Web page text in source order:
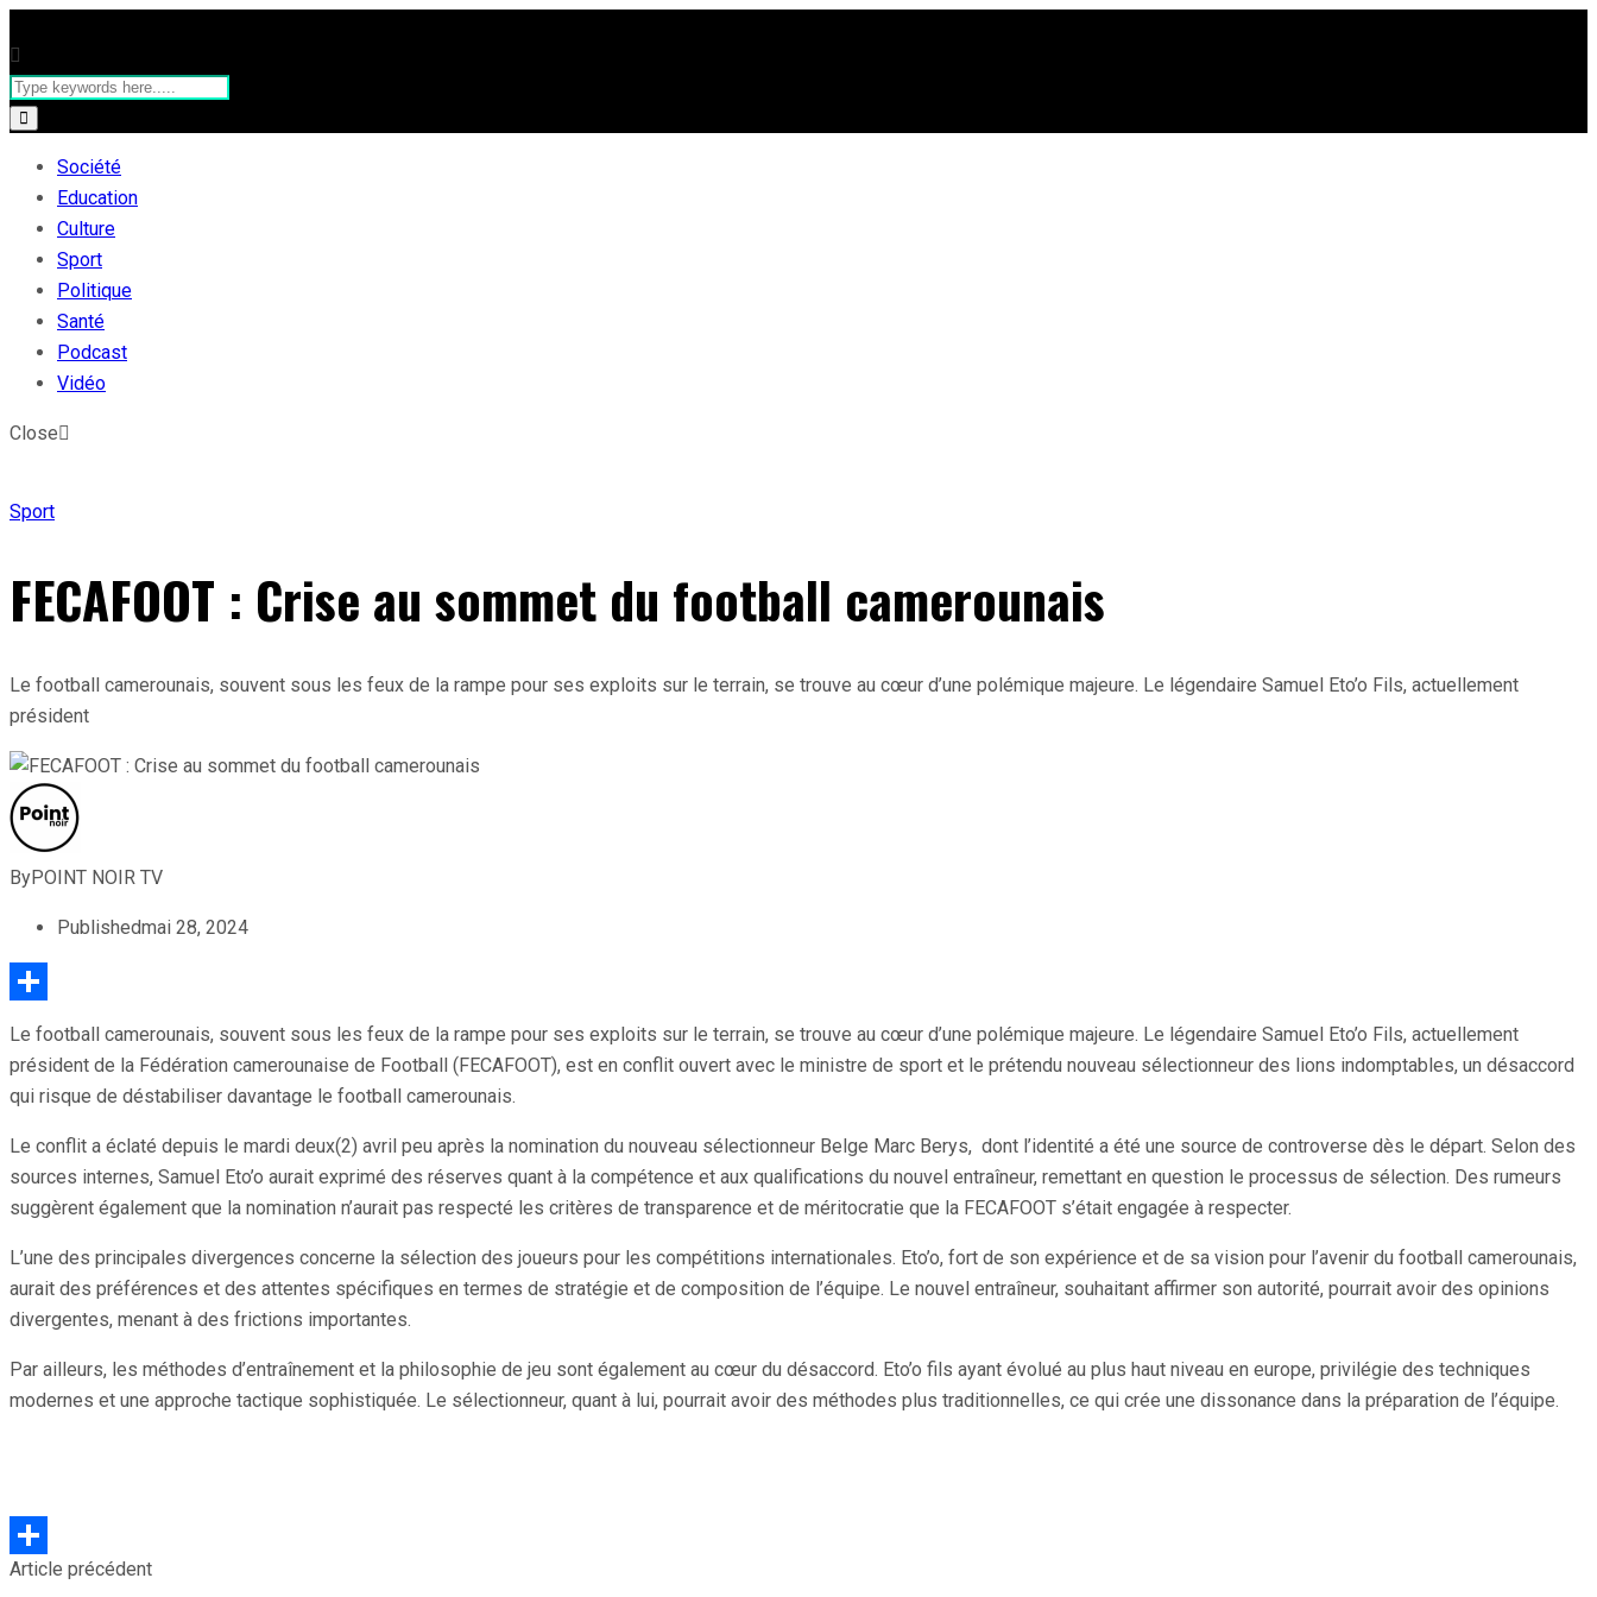
Société
Education
Culture
Sport
Politique
Santé
Podcast
Vidéo
Close
Sport
FECAFOOT : Crise au sommet du football camerounais
Le football camerounais, souvent sous les feux de la rampe pour ses exploits sur le terrain, se trouve au cœur d’une polémique majeure. Le légendaire Samuel Eto’o Fils, actuellement
président
ByPOINT NOIR TV
Publishedmai 28, 2024
Le football camerounais, souvent sous les feux de la rampe pour ses exploits sur le terrain, se trouve au cœur d’une polémique majeure. Le légendaire Samuel Eto’o Fils, actuellement
président de la Fédération camerounaise de Football (FECAFOOT), est en conflit ouvert avec le ministre de sport et le prétendu nouveau sélectionneur des lions indomptables, un désaccord
qui risque de déstabiliser davantage le football camerounais.
Le conflit a éclaté depuis le mardi deux(2) avril peu après la nomination du nouveau sélectionneur Belge Marc Berys, dont l’identité a été une source de controverse dès le départ. Selon des
sources internes, Samuel Eto’o aurait exprimé des réserves quant à la compétence et aux qualifications du nouvel entraîneur, remettant en question le processus de sélection. Des rumeurs
suggèrent également que la nomination n’aurait pas respecté les critères de transparence et de méritocratie que la FECAFOOT s’était engagée à respecter.
L’une des principales divergences concerne la sélection des joueurs pour les compétitions internationales. Eto’o, fort de son expérience et de sa vision pour l’avenir du football camerounais,
aurait des préférences et des attentes spécifiques en termes de stratégie et de composition de l’équipe. Le nouvel entraîneur, souhaitant affirmer son autorité, pourrait avoir des opinions
divergentes, menant à des frictions importantes.
Par ailleurs, les méthodes d’entraînement et la philosophie de jeu sont également au cœur du désaccord. Eto’o fils ayant évolué au plus haut niveau en europe, privilégie des techniques
modernes et une approche tactique sophistiquée. Le sélectionneur, quant à lui, pourrait avoir des méthodes plus traditionnelles, ce qui crée une dissonance dans la préparation de l’équipe.
Partager
Article précédent